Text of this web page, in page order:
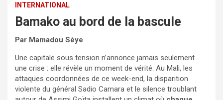
INTERNATIONAL
Bamako au bord de la bascule
Par Mamadou Sèye
Une capitale sous tension n’annonce jamais seulement
une crise : elle révèle un moment de vérité. Au Mali, les
attaques coordonnées de ce week-end, la disparition
violente du général Sadio Camara et le silence troublant